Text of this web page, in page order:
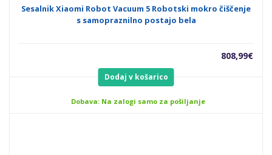
Sesalnik Xiaomi Robot Vacuum 5 Robotski mokro čiščenje
s samopraznilno postajo bela
808,99€
Dodaj v košarico
Dobava: Na zalogi samo za pošiljanje